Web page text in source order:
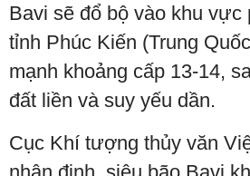
Bavi sẽ đổ bộ vào khu vực
tỉnh Phúc Kiến (Trung
mạnh khoảng cấp 13-14,
đất liền và suy yếu dần.
Cục Khí tượng thủy văn